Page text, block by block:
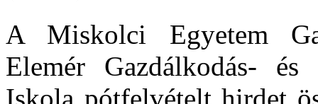
A Miskolci Egyetem
Elemér Gazdálkodás-